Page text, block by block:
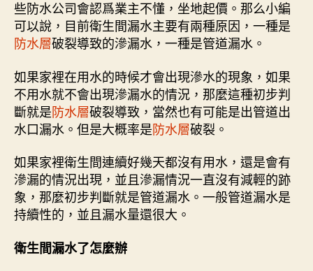
些防水公司會認爲業主不懂，坐地起價。那么小編
可以說，目前衛生間漏水主要有兩種原因，一種是
防水層破裂導致的滲漏水，一種是管道漏水。
如果家裡在用水的時候才會出現滲水的現象，如果
不用水就不會出現滲漏水的情況，那麼這種初步判
斷就是防水層破裂導致，當然也有可能是出管道出
水口漏水。但是大概率是防水層破裂。
如果家裡衛生間連續好幾天都沒有用水，還是會有
滲漏的情況出現，並且滲漏情況一直沒有減輕的跡
象，那麼初步判斷就是管道漏水。一般管道漏水是
持續性的，並且漏水量還很大。
衛生間漏水了怎麼辦